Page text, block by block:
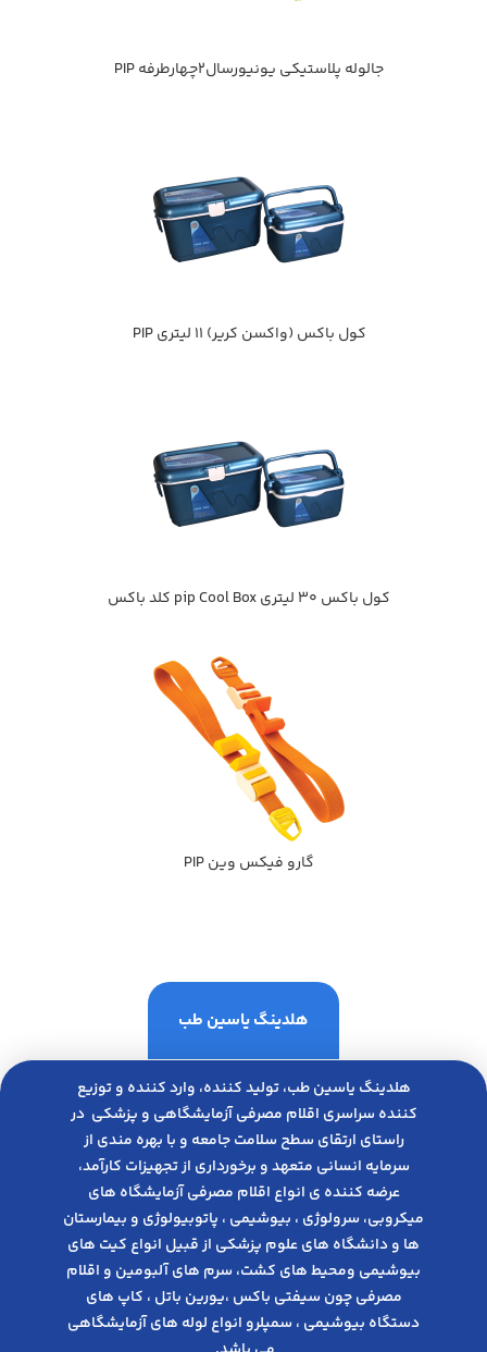
جالوله پلاستيكي يونيورسال2چهارطرفه PIP
كول باكس (واکسن کریر) 11 ليتري PIP
كول باكس 30 ليتري pip Cool Box كلد باكس
گارو فيكس وين PIP
هلدینگ یاسین طب
هلدینگ یاسین طب، تولید کننده، وارد کننده و توزیع
کننده سراسری اقلام مصرفی آزمایشگاهی و پزشکی در
راﺳﺘﺎی ارﺗﻘﺎی ﺳﻄﺢ ﺳﻼﻣﺖ ﺟﺎﻣﻌﻪ و ﺑﺎ ﺑﻬﺮه ﻣﻨﺪی از
ﺳﺮﻣﺎﯾﻪ انسانی متعهد و ﺑﺮﺧﻮرداری از ﺗﺠﻬﯿﺰات ﮐﺎرآﻣﺪ،
عرضه کننده ی انواع اﻗﻼم مصرفی آزﻣﺎﯾﺸﮕﺎه های
میکروبی، ﺳﺮوﻟﻮژی ، ﺑﯿﻮﺷﯿﻤﯽ ، پاتوبیولوژی و بیمارستان
ها و دانشگاه های علوم پزشکی از قبیل انواع کیت های
بیوشیمی ومحیط های کشت، سرم های آلبومین و اقلام
مصرفی چون سیفتی باکس ،یورین باتل ، کاپ های
دستگاه بیوشیمی ، سمپلرو انواع لوله های آزمایشگاهی